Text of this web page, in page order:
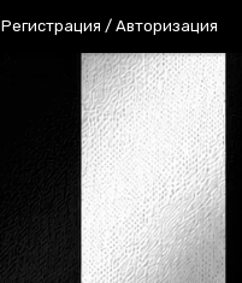
Регистрация / Авторизация